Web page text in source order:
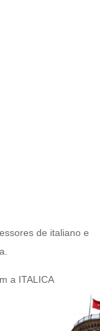
de italiano e
a ITALICA